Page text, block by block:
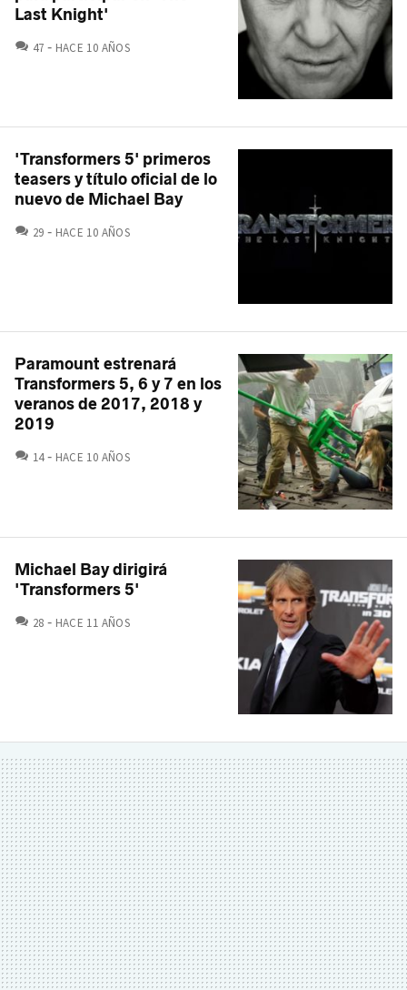
Last Knight'
47 COMENTARIOS
HACE 10 AÑOS
'Transformers 5' primeros
teasers y título oficial de lo
nuevo de Michael Bay
29 COMENTARIOS
HACE 10 AÑOS
Paramount estrenará
Transformers 5, 6 y 7 en los
veranos de 2017, 2018 y
2019
14 COMENTARIOS
HACE 10 AÑOS
Michael Bay dirigirá
'Transformers 5'
28 COMENTARIOS
HACE 11 AÑOS